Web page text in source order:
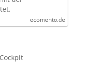
ecomento.de